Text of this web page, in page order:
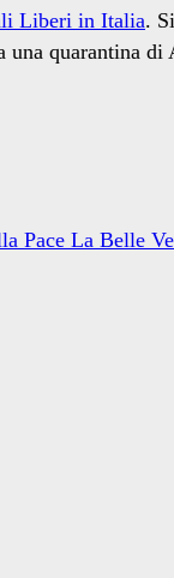
Liberi in Italia.
una quarantina
Pace La Belle